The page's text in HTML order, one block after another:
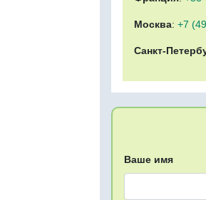
Москва: +7
Санкт-
Ваше имя